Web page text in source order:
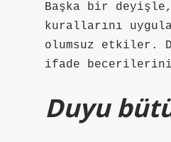
Başka bir
kurallarını
olumsuz etkiler.
ifade
Duyu